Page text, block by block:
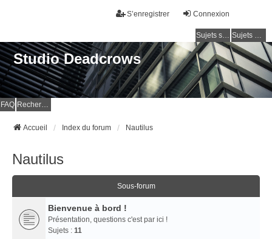
Connexion
S’enregistrer
Sujets sans réponse Sujets actifs
Studio Deadcrows
FAQ Rechercher
Accueil Index du forum Nautilus
Nautilus
Sous-forum
Bienvenue à bord !
Présentation, questions c'est par ici !
Sujets : 11